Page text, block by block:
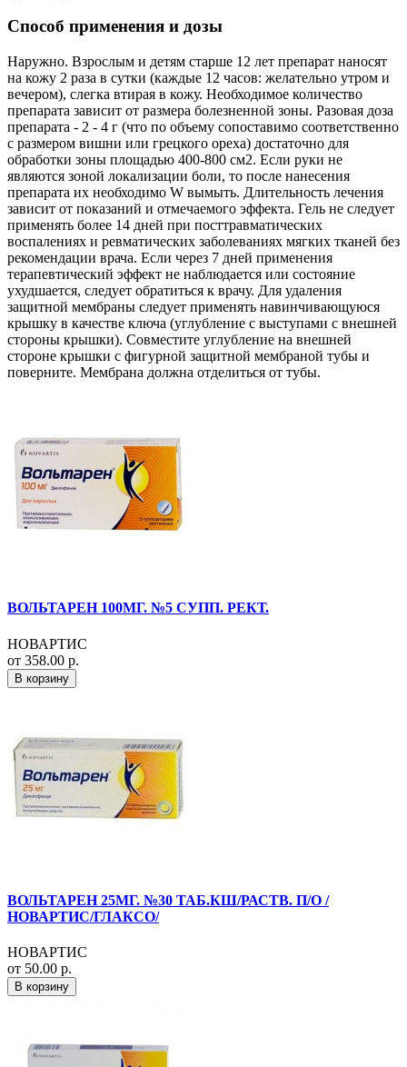
Способ применения и дозы
Наружно. Взрослым и детям старше 12 лет препарат наносят
на кожу 2 раза в сутки (каждые 12 часов: желательно утром и
вечером), слегка втирая в кожу. Необходимое количество
препарата зависит от размера болезненной зоны. Разовая доза
препарата - 2 - 4 г (что по объему сопоставимо соответственно
с размером вишни или грецкого ореха) достаточно для
обработки зоны площадью 400-800 см2. Если руки не
являются зоной локализации боли, то после нанесения
препарата их необходимо W вымыть. Длительность лечения
зависит от показаний и отмечаемого эффекта. Гель не следует
применять более 14 дней при посттравматических
воспалениях и ревматических заболеваниях мягких тканей без
рекомендации врача. Если через 7 дней применения
терапевтический эффект не наблюдается или состояние
ухудшается, следует обратиться к врачу. Для удаления
защитной мембраны следует применять навинчивающуюся
крышку в качестве ключа (углубление с выступами с внешней
стороны крышки). Совместите углубление на внешней
стороне крышки с фигурной защитной мембраной тубы и
поверните. Мембрана должна отделиться от тубы.
ВОЛЬТАРЕН 100МГ. №5 СУПП. РЕКТ.
НОВАРТИС
от 358.00 р.
В корзину
ВОЛЬТАРЕН 25МГ. №30 ТАБ.КШ/РАСТВ. П/О /
НОВАРТИС/ГЛАКСО/
НОВАРТИС
от 50.00 р.
В корзину